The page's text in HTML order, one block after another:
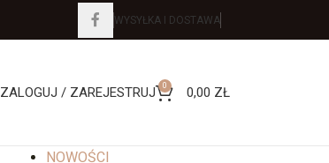
WYSYŁKA I DOSTAWA
ZALOGUJ / ZAREJESTRUJ 0 0,00 ZŁ
NOWOŚCI